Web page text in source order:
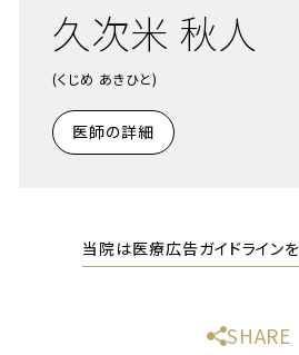
久次米 秋人
(くじめ あきひと)
医師の詳細
当院は医療広告ガイドライン
SHARE